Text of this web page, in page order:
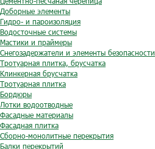
Доборные элементы
Гидро- и пароизоляция
Водосточные системы
Мастики и праймеры
Снегозадержатели и элементы безопасности
Тротуарная плитка, брусчатка
Клинкерная брусчатка
Тротуарная плитка
Бордюры
Лотки водоотводные
Фасадные материалы
Фасадная плитка
Сборно-монолитные перекрытия
Балки перекрытий